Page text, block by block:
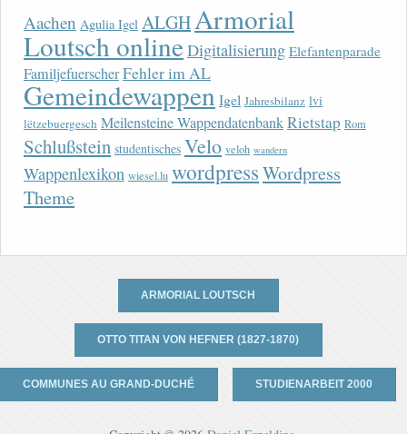
Aachen Agulia Igel ALGHArmorial
Loutsch onlineDigitalisierung Elefantenparade
FamiljefuerscherFehler im AL
Gemeindewappen Igel Jahresbilanz lvi
lëtzebuergesch Meilensteine WappendatenbankRietstap Rom
Schlußstein studentisches Velo veloh wandern
Wappenlexikon wiesel.lu wordpressWordpress
Theme
ARMORIAL LOUTSCH
OTTO TITAN VON HEFNER (1827-1870)
COMMUNES AU GRAND-DUCHÉ STUDIENARBEIT 2000